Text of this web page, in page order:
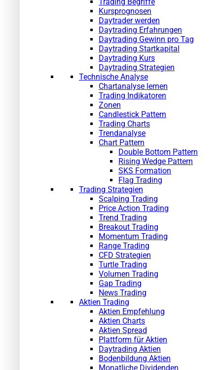
Kursprognosen
Daytrader werden
Daytrading Erfahrungen
Daytrading Gewinn pro Tag
Daytrading Startkapital
Daytrading Kurs
Daytrading Strategien
Technische Analyse
Chartanalyse lernen
Trading Indikatoren
Zonen
Candlestick Pattern
Trading Charts
Trendanalyse
Chart Pattern
Double Bottom Pattern
Rising Wedge Pattern
SKS Formation
Flag Trading
Trading Strategien
Scalping Trading
Price Action Trading
Trend Trading
Breakout Trading
Momentum Trading
Range Trading
CFD Strategien
Turtle Trading
Volumen Trading
Gap Trading
News Trading
Aktien Trading
Aktien Empfehlung
Aktien Charts
Aktien Spread
Plattform für Aktien
Daytrading Aktien
Bodenbildung Aktien
Monatliche Dividenden